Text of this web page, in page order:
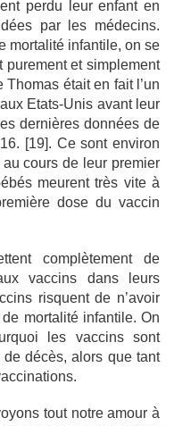
perdu leur enfant en
par les médecins.
mortalité infantile, on se
purement et simplement
était en fait l’un
Etats-Unis avant leur
dernières données de
[19]. Ce sont environ
cours de leur premier
meurent très vite à
dose du vaccin
complètement de
vaccins dans leurs
risquent de n’avoir
mortalité infantile. On
les vaccins sont
décès, alors que tant
tout notre amour à